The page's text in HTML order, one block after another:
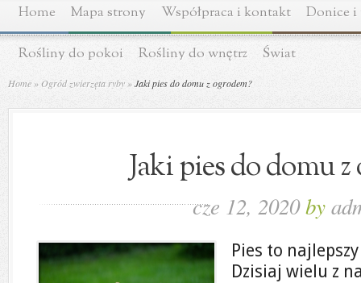
Home Mapa strony Współpraca i kontakt Donice i
Rośliny do pokoi Rośliny do wnętrz Świat
Home »Ogród zwierzęta ryby »Jaki pies do domu z ogrodem?
Jaki pies do domu z
cze 12, 2020by
Pies to
Dzisiaj wielu z